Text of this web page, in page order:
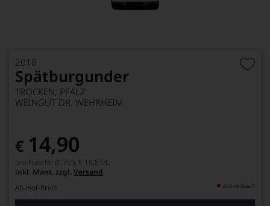
2018
Spätburgunder
TROCKEN, PFALZ
WEINGUT DR. WEHRHEIM
€ 14,90
pro Flasche (0.75l), € 19,87/L
inkl. Mwst. zzgl. Versand
Ab-Hof-Preis
ausverkauft